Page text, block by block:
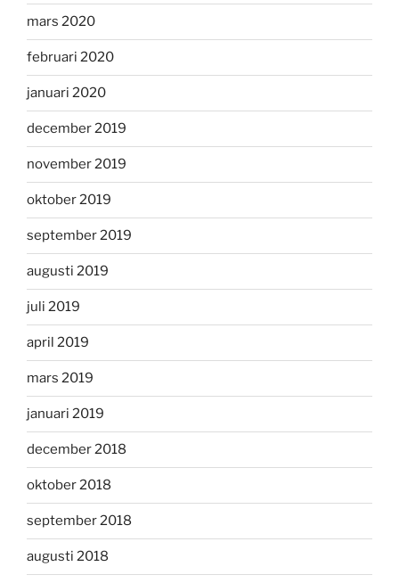
mars 2020
februari 2020
januari 2020
december 2019
november 2019
oktober 2019
september 2019
augusti 2019
juli 2019
april 2019
mars 2019
januari 2019
december 2018
oktober 2018
september 2018
augusti 2018